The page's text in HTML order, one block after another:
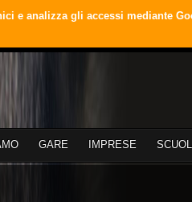
GARE IMPRESE
e analizza gli accessi mediante